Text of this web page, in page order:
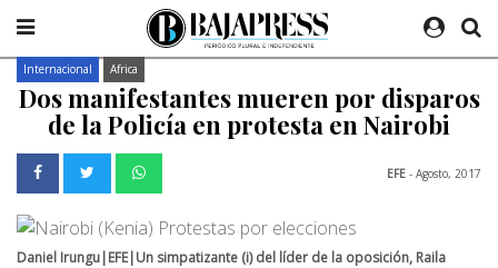
Internacional Africa
Dos manifestantes mueren por disparos
de la Policía en protesta en Nairobi
EFE - Agosto, 2017
Daniel Irungu|EFE|Un simpatizante (i) del líder de la oposición, Raila